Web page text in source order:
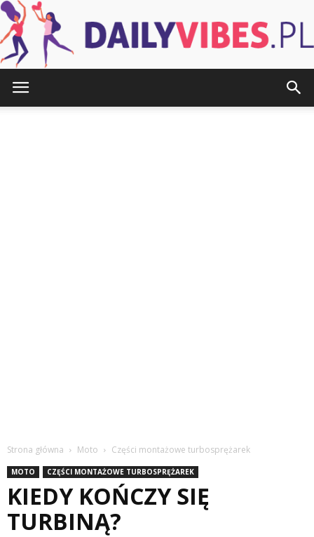
Strona główna Moto Części montażowe turbosprężarek
MOTO CZĘŚCI MONTAŻOWE TURBOSPRĘŻAREK
KIEDY KOŃCZY SIĘ
TURBINĄ?